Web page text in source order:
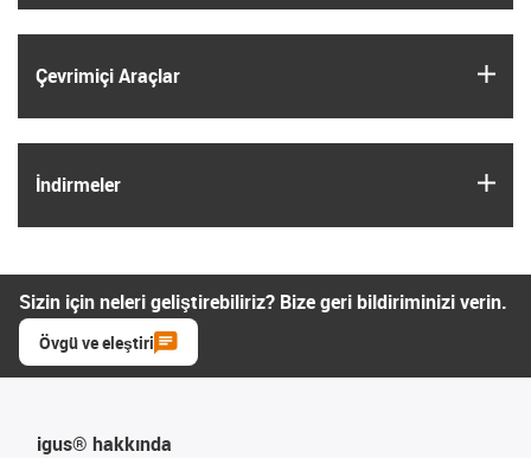
Çevrimiçi Araçlar
İndirmeler
Sizin için neleri geliştirebiliriz? Bize geri bildiriminizi verin.
Övgü ve eleştiri
igus® hakkında